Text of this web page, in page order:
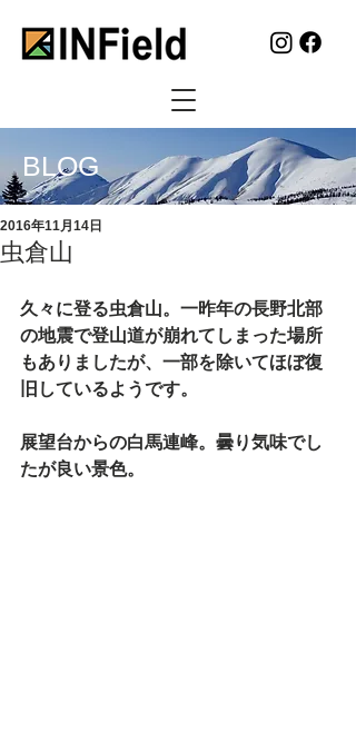
BLOG
虫倉山
2016年11月14日
久々に登る虫倉山。一昨年の長野北部
の地震で登山道が崩れてしまった場所
もありましたが、一部を除いてほぼ復
旧しているようです。
展望台からの白馬連峰。曇り気味でし
たが良い景色。